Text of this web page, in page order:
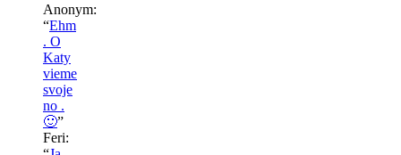
Anonym:
“Ehm
. O
Katy
vieme
svoje
no .
🙂”
Feri: